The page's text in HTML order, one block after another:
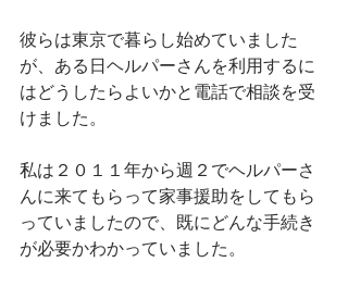
彼らは東京で暮らし始めていました
が、ある日ヘルパーさんを利用するに
はどうしたらよいかと電話で相談を受
けました。
私は２０１１年から週２でヘルパーさ
んに来てもらって家事援助をしてもら
っていましたので、既にどんな手続き
が必要かわかっていました。